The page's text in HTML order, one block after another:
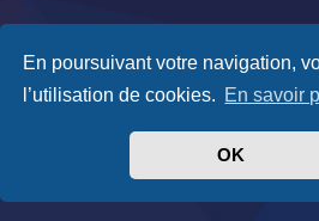
En poursuivant votre navigation,
l’utilisation de cookies. En savoir
OK